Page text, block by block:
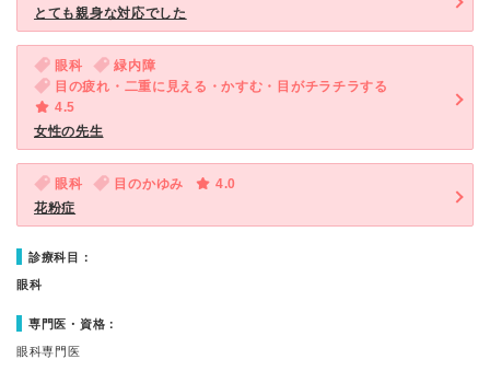
とても親身な対応でした
眼科
緑内障
目の疲れ・二重に見える・かすむ・目がチラチラする
4.5
女性の先生
眼科 目のかゆみ
4.0
花粉症
診療科目：
眼科
専門医・資格：
眼科専門医